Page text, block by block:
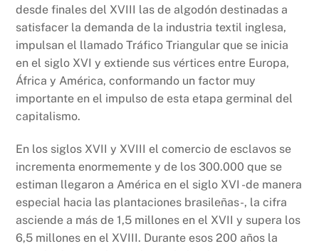
desde finales del XVIII las de algodón destinadas a
satisfacer la demanda de la industria textil inglesa,
impulsan el llamado Tráfico Triangular que se inicia
en el siglo XVI y extiende sus vértices entre Europa,
África y América, conformando un factor muy
importante en el impulso de esta etapa germinal del
capitalismo.
En los siglos XVII y XVIII el comercio de esclavos se
incrementa enormemente y de los 300.000 que se
estiman llegaron a América en el siglo XVI -de manera
especial hacia las plantaciones brasileñas-, la cifra
asciende a más de 1,5 millones en el XVII y supera los
6,5 millones en el XVIII. Durante esos 200 años la